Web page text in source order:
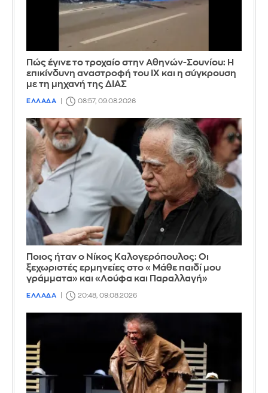
Πώς έγινε το τροχαίο στην Αθηνών-Σουνίου: Η
επικίνδυνη αναστροφή του ΙΧ και η σύγκρουση
με τη μηχανή της ΔΙΑΣ
ΕΛΛΑΔΑ 08:57, 09.08.2026
Ποιος ήταν ο Νίκος Καλογερόπουλος: Οι
ξεχωριστές ερμηνείες στο «Μάθε παιδί μου
γράμματα» και «Λούφα και Παραλλαγή»
ΕΛΛΑΔΑ 20:48, 09.08.2026